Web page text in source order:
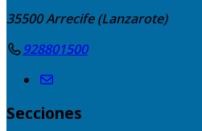
35500Arrecife (Lanzarote)
928801500
Secciones